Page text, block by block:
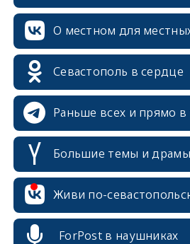
О местном для
Севастополь в сердце
Раньше всех и прямо в
Большие темы и драмы
Живи по-
ForPost в наушниках